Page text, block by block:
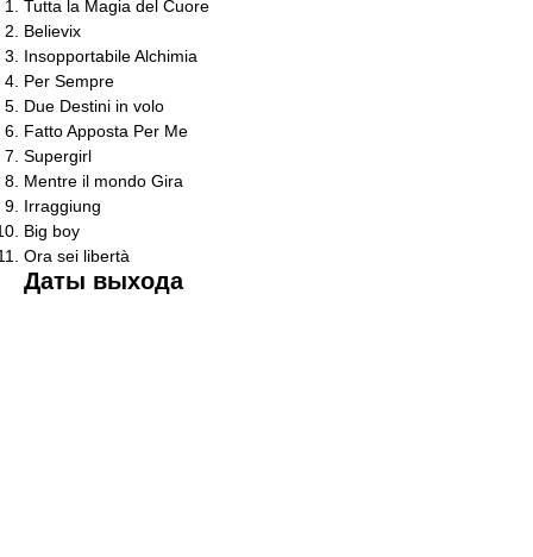
Tutta la Magia del Cuore
Believix
Insopportabile Alchimia
Per Sempre
Due Destini in volo
Fatto Apposta Per Me
Supergirl
Mentre il mondo Gira
Irraggiung
Big boy
Ora sei libertà
Даты выхода